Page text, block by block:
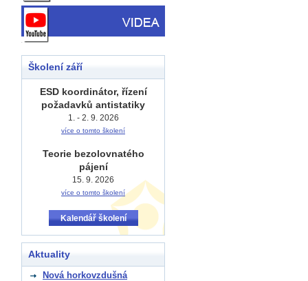
Školení září
ESD koordinátor, řízení
požadavků antistatiky
1. - 2. 9. 2026
více o tomto školení
Teorie bezolovnatého
pájení
15. 9. 2026
více o tomto školení
Kalendář školení
Aktuality
Nová horkovzdušná